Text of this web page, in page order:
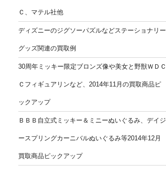
Ｃ、マテル社他
ディズニーのジグソーパズルなどステーショナリー
グッズ関連の買取例
30周年ミッキー限定ブロンズ像や美女と野獣ＷＤＣ
Ｃフィギュアリンなど、2014年11月の買取商品ピ
ックアップ
ＢＢＢ自立式ミッキー＆ミニーぬいぐるみ、デイジ
ースプリングカーニバルぬいぐるみ等2014年12月
買取商品ピックアップ